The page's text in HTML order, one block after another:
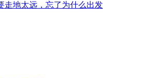
走地太远，忘了为什么出发